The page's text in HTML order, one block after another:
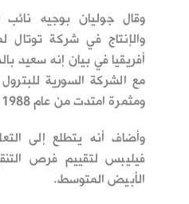
وقال جوليان بوجيه نائب
والإنتاج في شركة
أفريقيا في بيان إنه سعيد
مع الشركة السورية
ومثمرة امتدت من عام 1988 إلى عام 2011.
وأضاف أنه يتطلع إلى
فيليبس لتقييم فرص
الأبيض المتوسط.